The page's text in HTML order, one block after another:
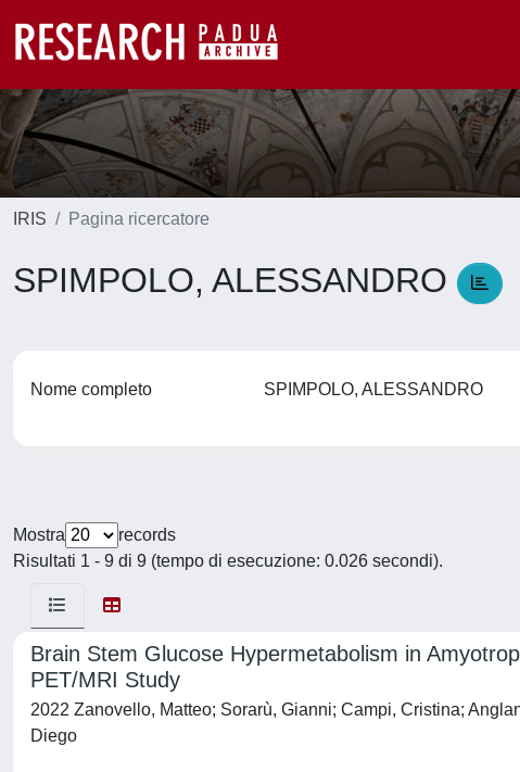
IRIS Pagina ricercatore
SPIMPOLO, ALESSANDRO
Nome completo SPIMPOLO, ALESSANDRO
Mostra
records
Risultati 1 - 9 di 9 (tempo di esecuzione: 0.026 secondi).
Brain Stem Glucose Hypermetabolism in
PET/MRI Study
2022 Zanovello, Matteo; Sorarù, Gianni; Campi, Cristina;
Diego